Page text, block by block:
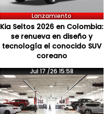
Lanzamiento
Kia Seltos 2026 en Colombia:
se renueva en diseño y
tecnología el conocido SUV
coreano
Jul 17 /26 15:58